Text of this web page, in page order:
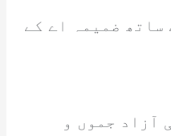
ساتھ ضمیمہ اے کے
آزاد جموں و